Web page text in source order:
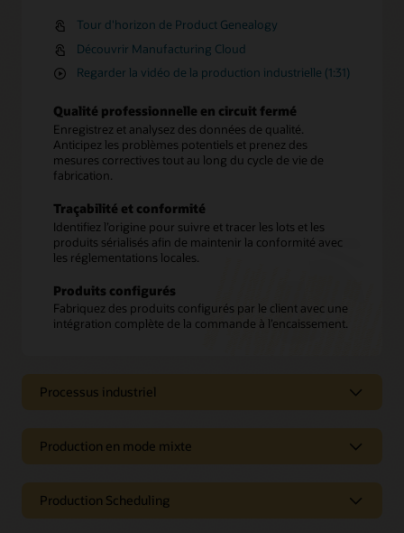
Tour d'horizon de Product Genealogy
Découvrir Manufacturing Cloud
Regarder la vidéo de la production industrielle (1:31)
Qualité professionnelle en circuit fermé
Enregistrez et analysez des données de qualité.
Anticipez les problèmes potentiels et prenez des
mesures correctives tout au long du cycle de vie de
fabrication.
Traçabilité et conformité
Identifiez l’origine pour suivre et tracer les lots et les
produits sérialisés afin de maintenir la conformité avec
les réglementations locales.
Produits configurés
Fabriquez des produits configurés par le client avec une
intégration complète de la commande à l’encaissement.
Processus industriel
Processus industriel
Rationalisez votre processus de production. Définissez
Production en mode mixte
Production en mode mixte
Production Scheduling